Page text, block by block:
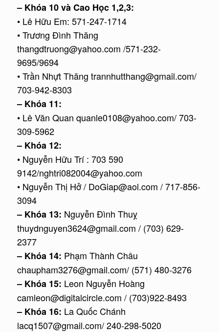
– Khóa 10 và Cao Học 1,2,3:
• Lê Hữu Em: 571-247-1714
• Trương Đình Thăng
thangdtruong@yahoo.com /571-232-
9695/9694
• Trần Nhựt Thăng trannhutthang@gmail.com/
703-942-8303
– Khóa 11:
• Lê Văn Quan quanle0108@yahoo.com/ 703-
309-5962
– Khóa 12:
• Nguyễn Hữu Trí : 703 590
9142/nghtri082004@yahoo.com
• Nguyễn Thị Hở / DoGiap@aol.com / 717-856-
3094
– Khóa 13: Nguyễn Đình Thuỵ
thuydnguyen3624@gmail.com / (703) 629-
2377
– Khóa 14: Phạm Thành Châu
chaupham3276@gmail.com/ (571) 480-3276
– Khóa 15: Leon Nguyễn Hoàng
camleon@digitalcircle.com / (703)922-8493
– Khóa 16: La Quốc Chánh
lacq1507@gmail.com/ 240-298-5020